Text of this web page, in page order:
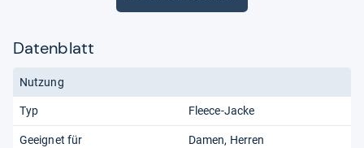
Datenblatt
Nutzung
Typ Fleece-Jacke
Geeignet für Damen Herren